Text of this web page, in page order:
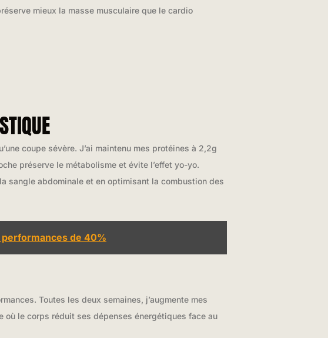
mieux la masse musculaire que le cardio
coupe sévère. J’ai maintenu mes protéines à 2,2g
préserve le métabolisme et évite l’effet yo-yo.
sangle abdominale et en optimisant la combustion des
de 40%
Toutes les deux semaines, j’augmente mes
le corps réduit ses dépenses énergétiques face au